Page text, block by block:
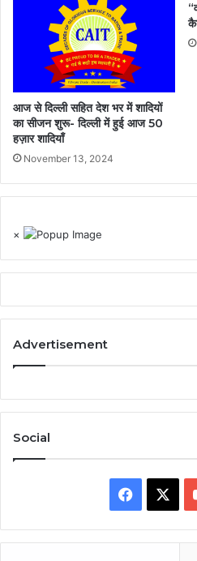
आज से दिल्ली सहित देश भर में शादियों
का सीजन शुरू- दिल्ली में हुई आज 50
हज़ार शादियाँ
November 13, 2024
×
Advertisement
Social